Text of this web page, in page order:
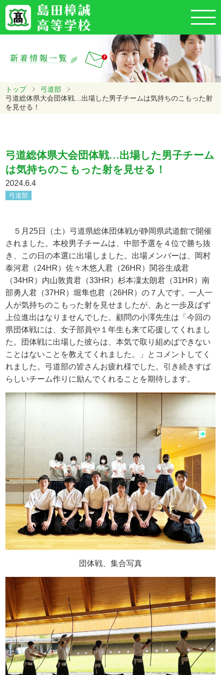
トップ
弓道部
弓道総体県大会団体戦…出場した男子チームは気持ちのこもった射
を見せる！
弓道総体県大会団体戦…出場した男子チーム
は気持ちのこもった射を見せる！
2024.6.4
弓道部
５月 25日（土）弓道県総体団体戦が静岡県武道館で開催
されました。本校男子チームは、中部予選を４位で勝ち抜
き、この日の本選に出場しました。出場メンバーは、岡村
泰河君（24HR）佐々木悠人君（26HR）関谷生成君
（34HR）内山敦貴君（33HR）杉本凜太朗君（31HR）南
部勇人君（37HR）堀隼也君（26HR）の７人です。一人一
人が気持ちのこもった射を見せましたが、あと一歩及ばず
上位進出はなりませんでした。顧問の小澤先生は「今回の
県団体戦には、女子部員や１年生も来て応援してくれまし
た。団体戦に出場した彼らは、本気で取り組めばできない
ことはないことを教えてくれました。」とコメントしてく
れました。弓道部の皆さんお疲れ様でした。引き続きすば
らしいチーム作りに励んでくれることを期待します。
団体戦、集合写真